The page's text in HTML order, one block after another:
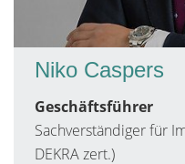
Niko Caspers
Geschäftsführer
Sachverständiger für
DEKRA zert.)